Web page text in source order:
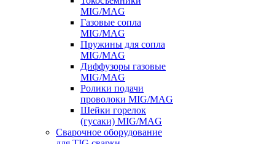
MIG/MAG
Газовые сопла
MIG/MAG
Пружины для сопла
MIG/MAG
Диффузоры газовые
MIG/MAG
Ролики подачи
проволоки MIG/MAG
Шейки горелок
(гусаки) MIG/MAG
Сварочное оборудование